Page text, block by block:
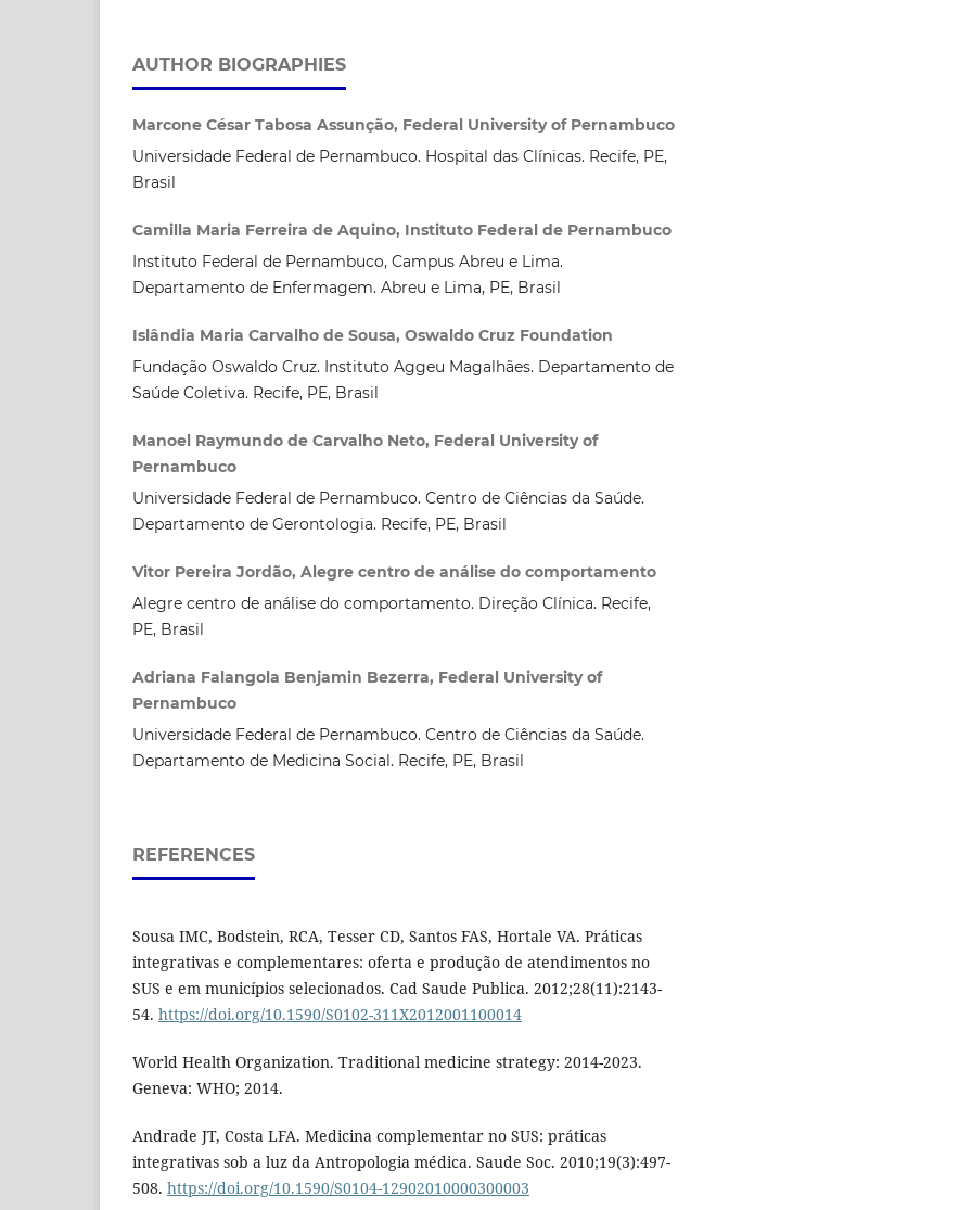
AUTHOR BIOGRAPHIES
Marcone César Tabosa Assunção, Federal University of Pernambuco
Universidade Federal de Pernambuco. Hospital das Clínicas. Recife, PE,
Brasil
Camilla Maria Ferreira de Aquino, Instituto Federal de Pernambuco
Instituto Federal de Pernambuco, Campus Abreu e Lima.
Departamento de Enfermagem. Abreu e Lima, PE, Brasil
Islândia Maria Carvalho de Sousa, Oswaldo Cruz Foundation
Fundação Oswaldo Cruz. Instituto Aggeu Magalhães. Departamento de
Saúde Coletiva. Recife, PE, Brasil
Manoel Raymundo de Carvalho Neto, Federal University of
Pernambuco
Universidade Federal de Pernambuco. Centro de Ciências da Saúde.
Departamento de Gerontologia. Recife, PE, Brasil
Vitor Pereira Jordão, Alegre centro de análise do comportamento
Alegre centro de análise do comportamento. Direção Clínica. Recife,
PE, Brasil
Adriana Falangola Benjamin Bezerra, Federal University of
Pernambuco
Universidade Federal de Pernambuco. Centro de Ciências da Saúde.
Departamento de Medicina Social. Recife, PE, Brasil
REFERENCES
Sousa IMC, Bodstein, RCA, Tesser CD, Santos FAS, Hortale VA. Práticas
integrativas e complementares: oferta e produção de atendimentos no
SUS e em municípios selecionados. Cad Saude Publica. 2012;28(11):2143-
54. https://doi.org/10.1590/S0102-311X2012001100014
World Health Organization. Traditional medicine strategy: 2014-2023.
Geneva: WHO; 2014.
Andrade JT, Costa LFA. Medicina complementar no SUS: práticas
integrativas sob a luz da Antropologia médica. Saude Soc. 2010;19(3):497-
508. https://doi.org/10.1590/S0104-12902010000300003